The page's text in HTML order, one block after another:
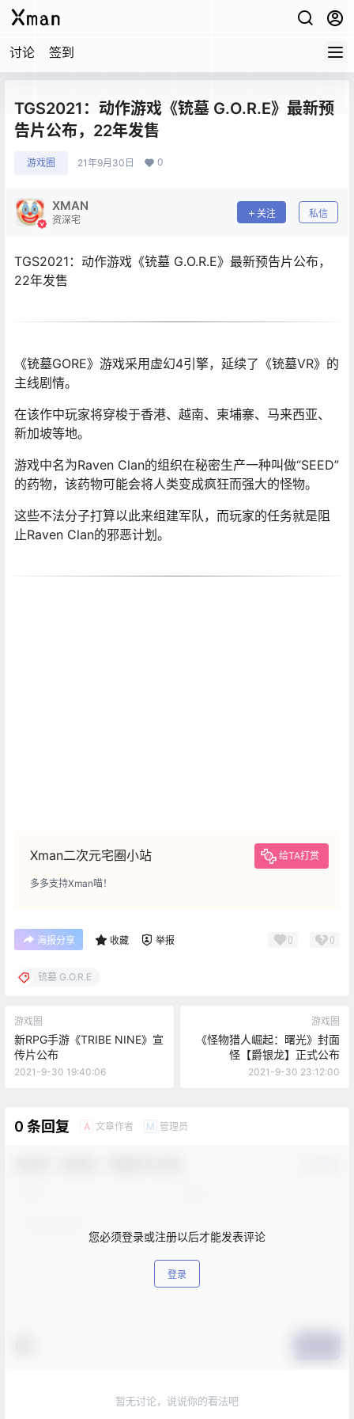
讨论 签到
TGS2021：动作游戏《铳墓 G.O.R.E》最新预
告片公布，22年发售
游戏圈 21年9月30日 0
XMAN
资深宅
关注 私信
TGS2021：动作游戏《铳墓 G.O.R.E》最新预告片公布，
22年发售
《铳墓GORE》游戏采用虚幻4引擎，延续了《铳墓VR》的
主线剧情。
在该作中玩家将穿梭于香港、越南、柬埔寨、马来西亚、
新加坡等地。
游戏中名为Raven Clan的组织在秘密生产一种叫做“SEED”
的药物，该药物可能会将人类变成疯狂而强大的怪物。
这些不法分子打算以此来组建军队，而玩家的任务就是阻
止Raven Clan的邪恶计划。
Xman二次元宅圈小站 给TA打赏
多多支持Xman喵！
海报分享 收藏 举报 0 0
铳墓 G.O.R.E
游戏圈
新RPG手游《TRIBE NINE》宣
传片公布
2021-9-30 19:40:06
游戏圈
《怪物猎人崛起：曙光》封面
怪【爵银龙】正式公布
2021-9-30 23:12:00
0 条回复 A 文章作者 M 管理员
您必须登录或注册以后才能发表评论
登录
暂无讨论，说说你的看法吧